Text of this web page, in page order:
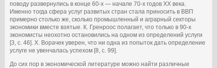
поводу развернулись в конце 60-х — начале 70-х годов ХХ века.
Именно тогда сфера услуг развитых стран стала приносить в ВВП
примерно столько же, сколько промышленный и аграрный секторы
экономики вместе взятые. К. Гренроос полагает, что только в 90-х
экономисты неохотно остановились на одном из определений услуги
[3, с. 46]. Х. Ворачек уверен, что ни одна из попыток дать определение
услуге не увенчалась успехом [8, с. 99].
До сих пор в экономической литературе можно найти различные